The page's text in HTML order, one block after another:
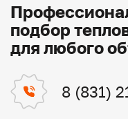
подбор
для любого
8 (831)